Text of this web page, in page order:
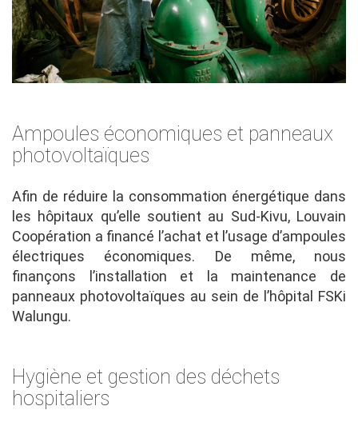
Ampoules économiques et panneaux
photovoltaïques
Afin de réduire la consommation énergétique dans
les hôpitaux qu’elle soutient au Sud-Kivu, Louvain
Coopération a financé l’achat et l’usage d’ampoules
électriques économiques. De même, nous
finançons l’installation et la maintenance de
panneaux photovoltaïques au sein de l’hôpital FSKi
Walungu.
Hygiène et gestion des déchets
hospitaliers